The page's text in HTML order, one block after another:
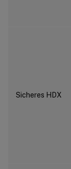
Sicheres HDX